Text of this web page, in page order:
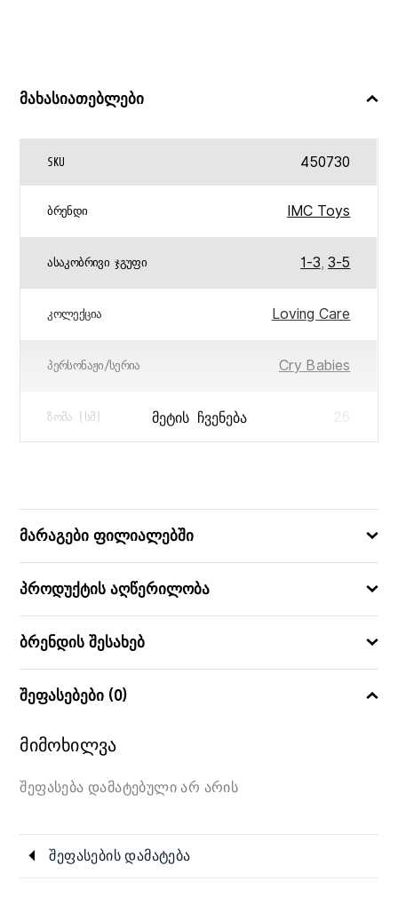
მახასიათებლები
SKU 450730
ᲑᲠᲔᲜᲓᲘ IMC Toys
ᲐᲡᲐᲙᲝᲑᲠᲘᲕᲘ ᲯᲒᲣᲤᲘ 1-3, 3-5
ᲙᲝᲚᲔᲥᲪᲘᲐ Loving Care
ᲞᲔᲠᲡᲝᲜᲐᲟᲘ/ᲡᲔᲠᲘᲐ Cry Babies
ᲖᲝᲛᲐ (ᲡᲛ) 26
ᲛᲔᲢᲘᲡ ᲩᲕᲔᲜᲔᲑᲐ
მარაგები ფილიალებში
პროდუქტის აღწერილობა
ბრენდის შესახებ
შეფასებები (0)
მიმოხილვა
შეფასება დამატებული არ არის
შეფასების დამატება